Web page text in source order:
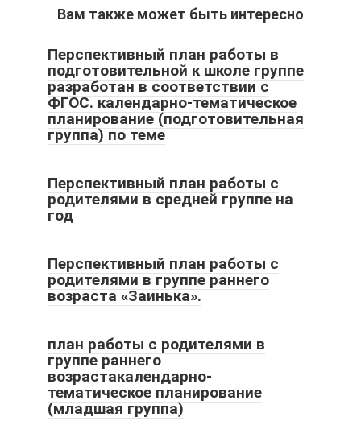
Вам также может быть интересно
Перспективный план работы в
подготовительной к школе группе
разработан в соответствии с
ФГОС. календарно-тематическое
планирование (подготовительная
группа) по теме
Перспективный план работы с
родителями в средней группе на
год
Перспективный план работы с
родителями в группе раннего
возраста «Заинька».
план работы с родителями в
группе раннего
возрастакалендарно-
тематическое планирование
(младшая группа)